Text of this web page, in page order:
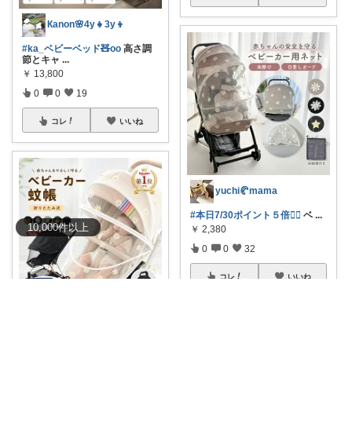
10,000件以上
Кanon🌸4y👧3y👦
#ka_ベビーベッド🧸oo 高さ調
節とキャ ...
￥ 13,800
0 0 19
コレ いいね
yuchi🥐mama
#本日7/30ポイント５倍❤️‍🔥 ベ ...
￥ 2,380
0 0 32
コレ いいね